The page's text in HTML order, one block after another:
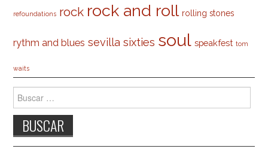
refoundations rock rock and roll rolling stones
rythm and blues sevilla sixties soul speakfest tom
waits
Buscar: